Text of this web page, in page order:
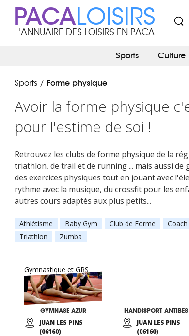
PACALOISIRS
L'ANNUAIRE DES LOISIRS EN PACA
Sports Culture
Sports / Forme physique
Avoir la forme physique
pour l'estime de soi !
Retrouvez les clubs de forme physique de la
triathlon, de trail et de running ... mais aussi de
des exercices physiques tout en jouant avec
rythme avec la musique, du crossfit pour les
autres cours adaptés aux plus petits...
Athlétisme Baby Gym Club de Forme
Triathlon
Zumba
Gymnastique et GRS
GYMNASE AZUR
JUAN LES PINS
(06160)
JUAN LES PINS
(06160)